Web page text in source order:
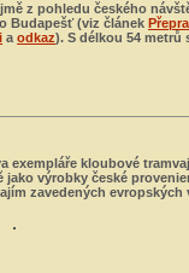
z pohledu českého
Budapešť (viz článek
aodkaz). S délkou 54 metrů
exempláře kloubové
jako výrobky české
zavedených evropských